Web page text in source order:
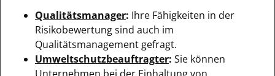
Qualitätsmanager: Ihre Fähigkeiten in der
Risikobewertung sind auch im
Qualitätsmanagement gefragt.
Umweltschutzbeauftragter: Sie können
Unternehmen bei der Einhaltung von